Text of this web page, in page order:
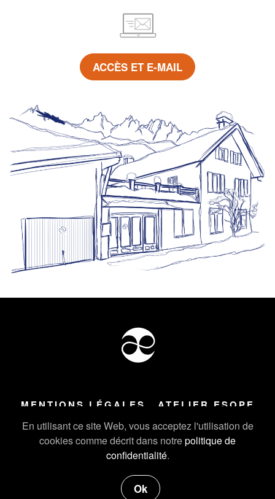
En utilisant ce site Web, vous acceptez l'utilisation de
cookies comme décrit dans notrepolitique de
confidentialité.
Ok
ACCÈS ET E-MAIL
MENTIONS LÉGALES ATELIER ESOPE